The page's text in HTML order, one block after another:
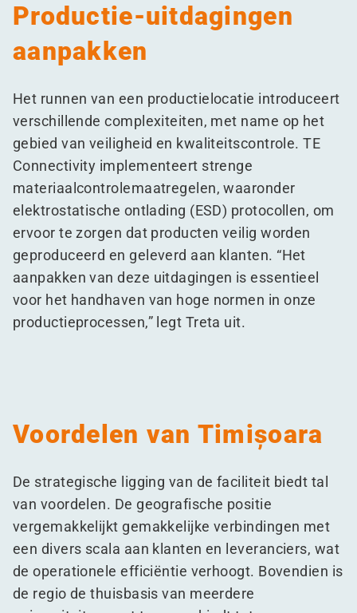
Productie-uitdagingen
aanpakken
Het runnen van een productielocatie introduceert
verschillende complexiteiten, met name op het
gebied van veiligheid en kwaliteitscontrole. TE
Connectivity implementeert strenge
materiaalcontrolemaatregelen, waaronder
elektrostatische ontlading (ESD) protocollen, om
ervoor te zorgen dat producten veilig worden
geproduceerd en geleverd aan klanten. “Het
aanpakken van deze uitdagingen is essentieel
voor het handhaven van hoge normen in onze
productieprocessen,” legt Treta uit.
Voordelen van Timișoara
De strategische ligging van de faciliteit biedt tal
van voordelen. De geografische positie
vergemakkelijkt gemakkelijke verbindingen met
een divers scala aan klanten en leveranciers, wat
de operationele efficiëntie verhoogt. Bovendien is
de regio de thuisbasis van meerdere